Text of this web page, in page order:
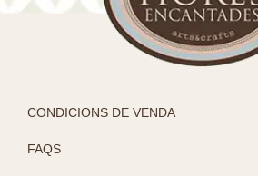
CONDICIONS DE VENDA
FAQS